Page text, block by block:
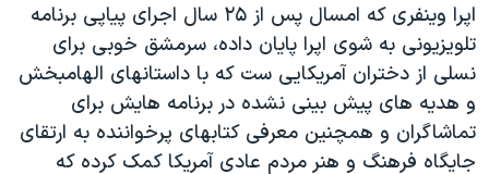
اپرا وینفری که امسال پس از ۲۵ سال اجرای پیاپی برنامه
تلویزیونی به شوی اپرا پایان داده، سرمشق خوبی برای
نسلی از دختران آمریکایی ست که با داستانهای الهامبخش
و هدیه های پیش بینی نشده در برنامه هایش برای
تماشاگران و همچنین معرفی کتابهای پرخواننده به ارتقای
جایگاه فرهنگ و هنر مردم عادی آمریکا کمک کرده که